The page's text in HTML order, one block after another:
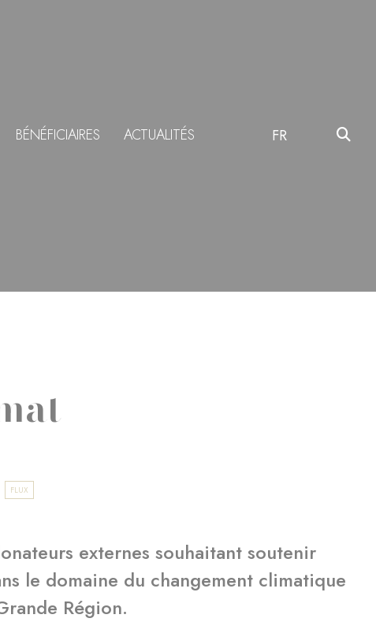
BÉNÉFICIAIRES ACTUALITÉS FR
FLUX
externes souhaitant soutenir
le domaine du changement climatique
Région.